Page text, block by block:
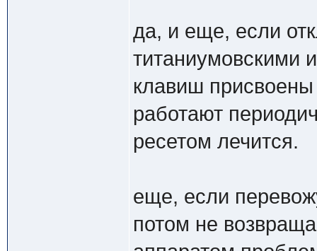
да, и еще, если
титаниумовскими
клавиш
работают
ресетом лечится.
еще, если
потом не